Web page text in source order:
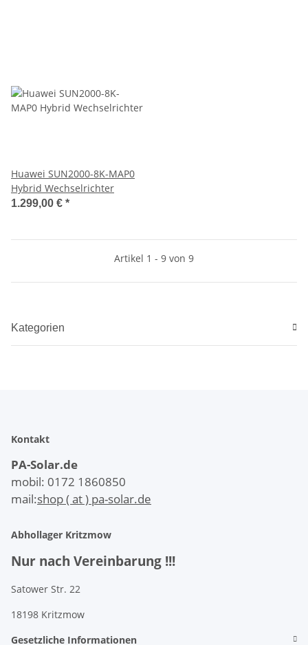
Huawei SUN2000-8K-MAP0
Hybrid Wechselrichter
1.299,00 € *
Artikel 1 - 9 von 9
Kategorien
Kontakt
PA-Solar.de
mobil: 0172 1860850
mail:shop ( at ) pa-solar.de
Abhollager Kritzmow
Nur nach Vereinbarung !!!
Satower Str. 22
18198 Kritzmow
Gesetzliche Informationen